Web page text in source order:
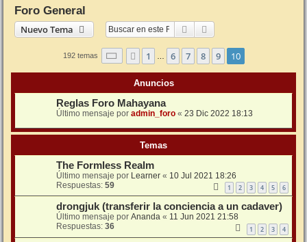
Foro General
Nuevo Tema
Buscar
192 temas Página 10de10
Anterior
1 6 7 8 9 10
Anuncios
Reglas Foro Mahayana
Último mensaje por admin_foro « 23 Dic 2022 18:13
Temas
The Formless Realm
Último mensaje por Learner « 10 Jul 2021 18:26
Respuestas: 59 1 2 3 4 5 6
drongjuk (transferir la conciencia a un cadaver)
Último mensaje por Ananda « 11 Jun 2021 21:58
Respuestas: 36 1 2 3 4